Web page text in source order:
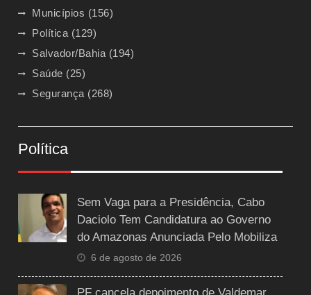
Municípios (156)
Política(129)
Salvador/Bahia(194)
Saúde (25)
Segurança(268)
Política
Sem Vaga para a Presidência, Cabo
Daciolo Tem Candidatura ao Governo
do Amazonas Anunciada Pelo Mobiliza
6 de agosto de 2026